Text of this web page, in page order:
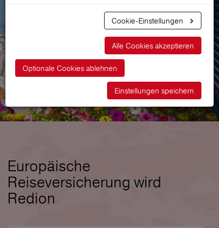
Europäische
Reiseversicherung wird
Redion
Cookie-Einstellungen
Alle Cookies akzeptieren
Optionale Cookies ablehnen
Einstellungen speichern